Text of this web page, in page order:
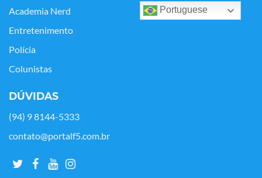
Academia Nerd
Entretenimento
Polícia
Colunistas
Portuguese
DÚVIDAS
(94) 9 8144-5333
contato@portalf5.com.br